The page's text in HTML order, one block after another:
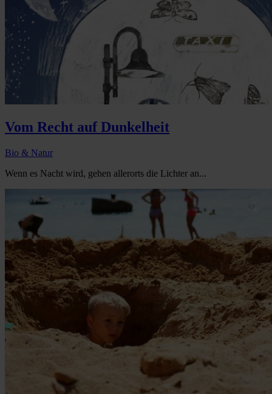
Vom Recht auf Dunkelheit
Bio & Natur
Wenn es Nacht wird, gehen allerorts die Lichter an...